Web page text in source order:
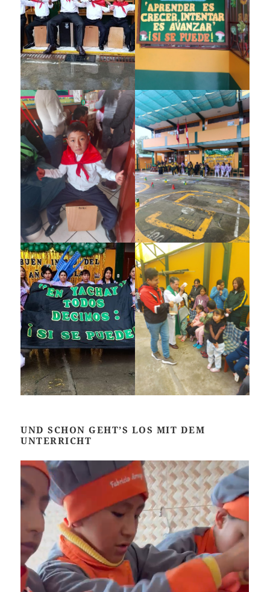
UND SCHON GEHT’S LOS MIT DEM
UNTERRICHT